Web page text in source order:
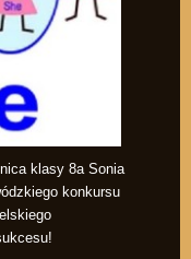
klasy 8a Sonia
konkursu